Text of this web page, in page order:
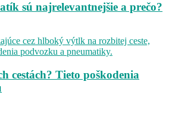
sú najrelevantnejšie a prečo?
cestách? Tieto poškodenia